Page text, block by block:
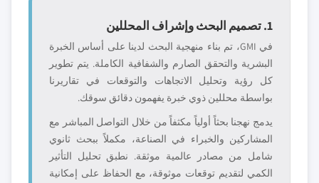
1. تصميم البحث وإشراف المحللين
في GMI، تم بناء منهجية البحث لدينا على أساس الخبرة
البشرية والتحقق الصارم والشفافية الكاملة. يتم تطوير
كل رؤية وتحليل الاتجاهات والتوقعات في تقاريرنا
بواسطة محللين ذوي خبرة يفهمون دقائق سوقك.
يدمج نهجنا بحثاً أولياً مكثفاً من خلال التواصل المباشر مع
المشاركين والخبراء في الصناعة، مكملاً ببحث ثانوي
شامل من مصادر عالمية موثقة. نطبق تحليل التأثير
الكمي لتقديم توقعات موثوقة، مع الحفاظ على إمكانية